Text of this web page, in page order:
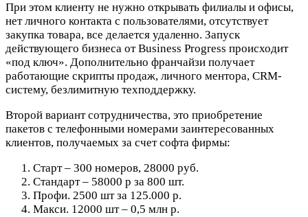
При этом клиенту не нужно открывать филиалы и офисы,
нет личного контакта с пользователями, отсутствует
закупка товара, все делается удаленно. Запуск
действующего бизнеса от Business Progress происходит
«под ключ». Дополнительно франчайзи получает
работающие скрипты продаж, личного ментора, CRM-
систему, безлимитную техподдержку.
Второй вариант сотрудничества, это приобретение
пакетов с телефонными номерами заинтересованных
клиентов, получаемых за счет софта фирмы:
Старт – 300 номеров, 28000 руб.
Стандарт – 58000 р за 800 шт.
Профи. 2500 шт за 125.000 р.
Макси. 12000 шт – 0,5 млн р.